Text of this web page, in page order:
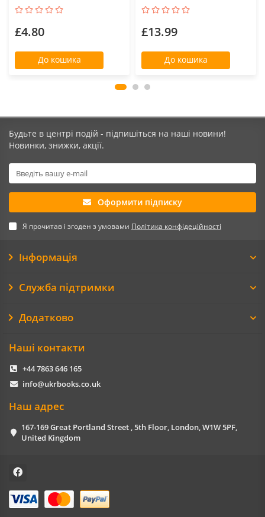
£4.80
До кошика
£13.99
До кошика
Будьте в центрі подій - підпишіться на наші новини!
Новинки, знижки, акції.
Оформити підписку
Я прочитав і згоден з умовами Політика конфідеційності
Інформація
Служба підтримки
Додатково
Наші контакти
+44 7863 646 165
info@ukrbooks.co.uk
Наш адрес
167-169 Great Portland Street , 5th Floor, London, W1W 5PF,
United Kingdom